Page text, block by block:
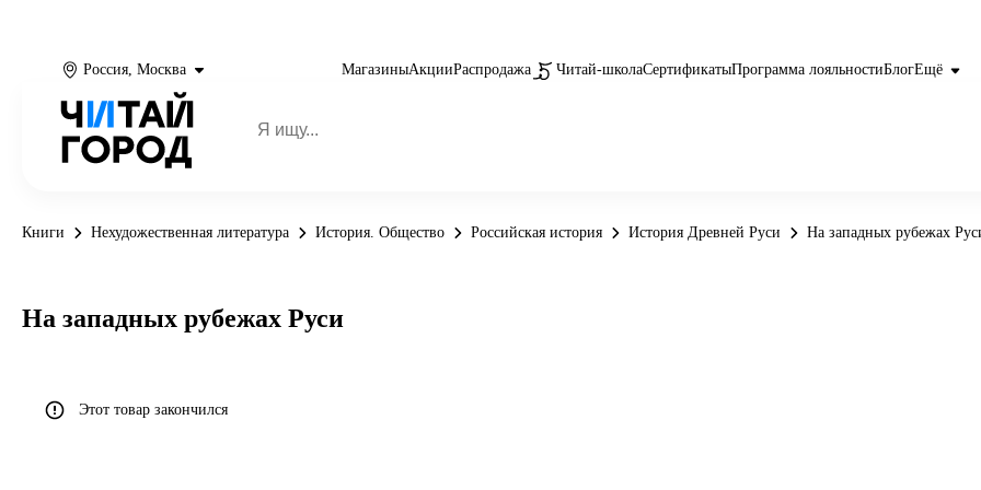
Россия, Москва МагазиныАкцииРаспродажа Читай-школаСертификатыПрограмма лояльностиБлогЕщё
Книги Нехудожественная литература История. Общество Российская история История Древней Руси На западных рубежах
На западных рубежах Руси
Этот товар закончился